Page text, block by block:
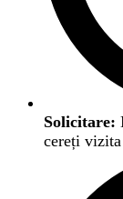
Solicitare:
cereți